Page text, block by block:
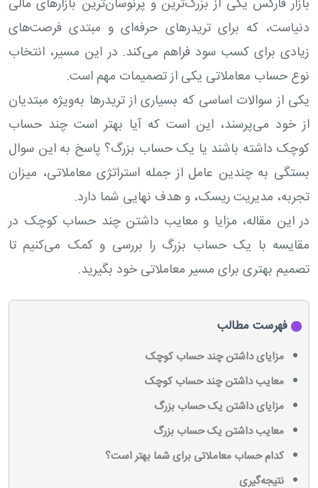
بازار فارکس یکی از بزرگ‌ترین و پرنوسان‌ترین بازارهای مالی
دنیاست، که برای تریدرهای حرفه‌ای و مبتدی فرصت‌های
زیادی برای کسب سود فراهم می‌کند. در این مسیر، انتخاب
نوع حساب معاملاتی یکی از تصمیمات مهم است.
یکی از سوالات اساسی که بسیاری از تریدرها به‌ویژه مبتدیان
از خود می‌پرسند، این است که آیا بهتر است چند حساب
کوچک داشته باشند یا یک حساب بزرگ؟ پاسخ به این سوال
بستگی به چندین عامل از جمله استراتژی معاملاتی، میزان
تجربه، مدیریت ریسک، و هدف نهایی شما دارد.
در این مقاله، مزایا و معایب داشتن چند حساب کوچک در
مقایسه با یک حساب بزرگ را بررسی و کمک می‌کنیم تا
تصمیم بهتری برای مسیر معاملاتی خود بگیرید.
فهرست مطالب
مزایای داشتن چند حساب کوچک
معایب داشتن چند حساب کوچک
مزایای داشتن یک حساب بزرگ
معایب داشتن یک حساب بزرگ
کدام حساب معاملاتی برای شما بهتر است؟
نتیجه‌گیری